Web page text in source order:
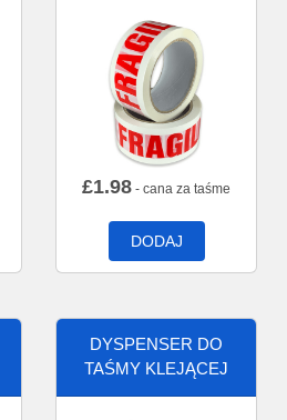
£1.98 - cana za taśme
DODAJ
DYSPENSER DO
TAŚMY KLEJĄCEJ